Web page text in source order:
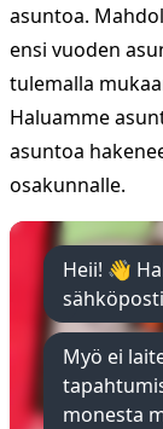
asuntoa.
ensi vuoden
tulemalla
Haluamme
asuntoa
osakunnalle.
Heii! 👋
Myö ei
monesta